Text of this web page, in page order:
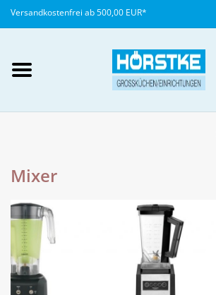
Versandkostenfrei ab 500,00 EUR*
anlegen
Gedeckter Tisch
Buffet
Mixer